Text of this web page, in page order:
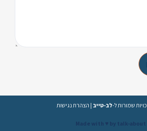
שמורות ל-לב-טייב | הצהרת נגישות
Made with ♥️ by talk-about